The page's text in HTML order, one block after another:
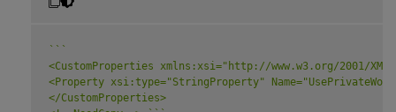
` ` `
<CustomProperties xmlns:xsi="http://www.w3.org/2001/
<Property xsi:type="StringProperty"
</CustomProperties>